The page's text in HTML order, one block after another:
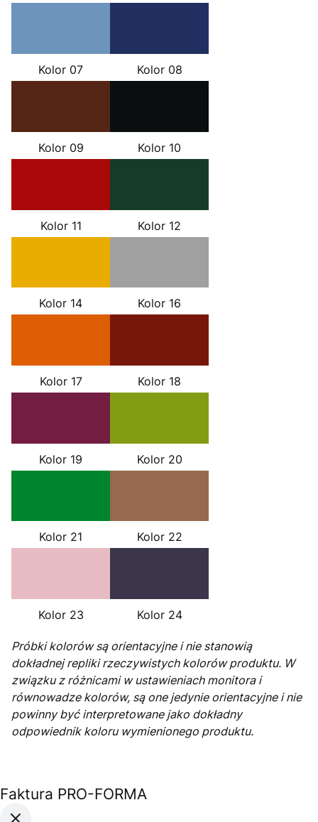
Kolor 07 Kolor 08
Kolor 09 Kolor 10
Kolor 11 Kolor 12
Kolor 14 Kolor 16
Kolor 17 Kolor 18
Kolor 19 Kolor 20
Kolor 21 Kolor 22
Kolor 23 Kolor 24
Próbki kolorów są orientacyjne i nie stanowią
dokładnej repliki rzeczywistych kolorów produktu. W
związku z różnicami w ustawieniach monitora i
równowadze kolorów, są one jedynie orientacyjne i nie
powinny być interpretowane jako dokładny
odpowiednik koloru wymienionego produktu.
Faktura PRO-FORMA